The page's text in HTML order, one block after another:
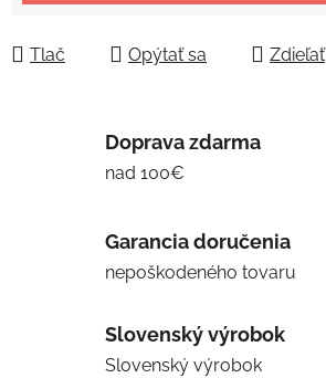
Tlač Opýtať sa Zdieľať
Doprava zdarma
nad 100€
Garancia doručenia
nepoškodeného tovaru
Slovenský výrobok
Slovenský výrobok